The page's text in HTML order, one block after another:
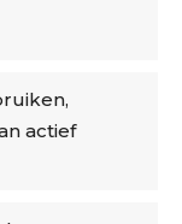
actief